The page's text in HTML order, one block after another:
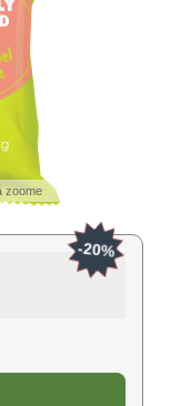
zoome
-20%